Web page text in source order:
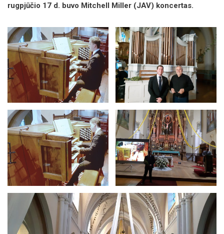
rugpjūčio 17 d. buvo Mitchell Miller (JAV) koncertas.